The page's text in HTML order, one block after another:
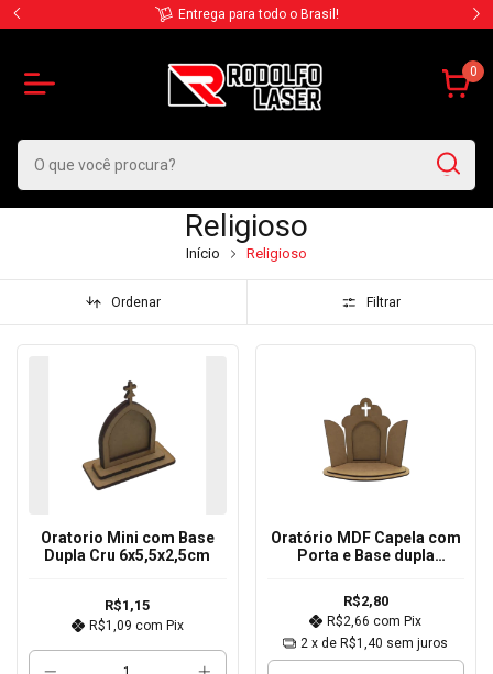
Contate-nos via WhatsApp
0
Religioso
Início Religioso
Ordenar Filtrar
Oratorio Mini com Base
Dupla Cru 6x5,5x2,5cm
R$1,15
R$1,09 com Pix
Oratório MDF Capela com
Porta e Base dupla
R$2,80
R$2,66com Pix
2 x deR$1,40 sem juros